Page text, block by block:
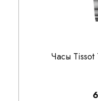
Часы